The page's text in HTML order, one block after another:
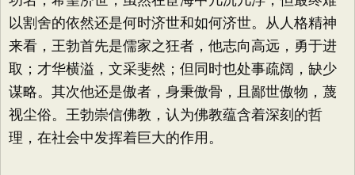
以割舍的依然还是何时济世和如何济世。从人格精神
来看，王勃首先是儒家之狂者，他志向高远，勇于进
取；才华横溢，文采斐然；但同时也处事疏阔，缺少
谋略。其次他还是傲者，身秉傲骨，且鄙世傲物，蔑
视尘俗。王勃崇信佛教，认为佛教蕴含着深刻的哲
理，在社会中发挥着巨大的作用。